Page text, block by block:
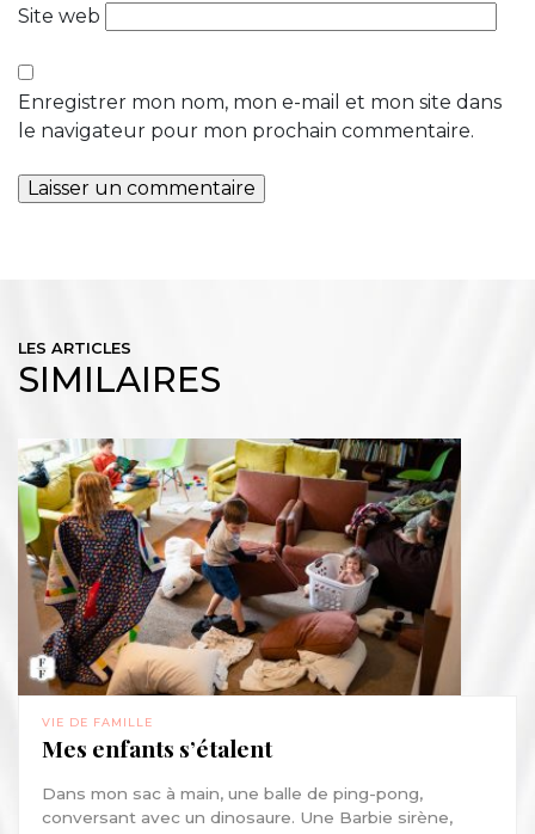
Site web
Enregistrer mon nom, mon e-mail et mon site dans
le navigateur pour mon prochain commentaire.
LES ARTICLES
SIMILAIRES
VIE DE FAMILLE
Mes enfants s’étalent
Dans mon sac à main, une balle de ping-pong,
conversant avec un dinosaure. Une Barbie sirène,